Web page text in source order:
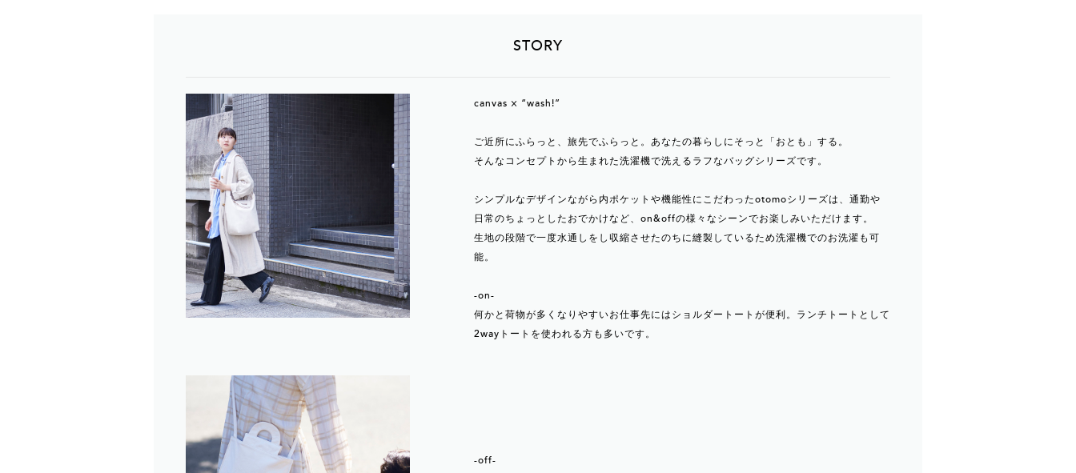
STORY
canvas × “wash!”
ご近所にふらっと、旅先でふらっと。あなたの暮らしにそっと「おとも」する。
そんなコンセプトから生まれた洗濯機で洗えるラフなバッグシリーズです。
シンプルなデザインながら内ポケットや機能性にこだわったotomoシリーズは、通勤や
日常のちょっとしたおでかけなど、on&offの様々なシーンでお楽しみいただけます。
生地の段階で一度水通しをし収縮させたのちに縫製しているため洗濯機でのお洗濯も可
能。
-on-
何かと荷物が多くなりやすいお仕事先にはショルダートートが便利。ランチトートとして
2wayトートを使われる方も多いです。
-off-